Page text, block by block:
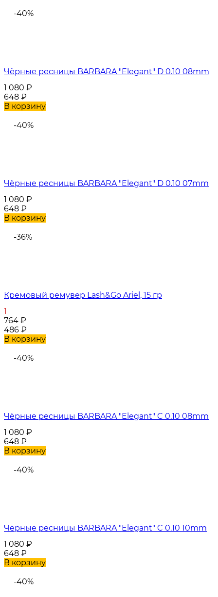
-40%
Чёрные ресницы BARBARA "Elegant" D 0.10 08mm
1 080 ₽
648 ₽
В корзину
-40%
Чёрные ресницы BARBARA "Elegant" D 0.10 07mm
1 080 ₽
648 ₽
В корзину
-36%
Кремовый ремувер Lash&Go Ariel, 15 гр
1
764 ₽
486 ₽
В корзину
-40%
Чёрные ресницы BARBARA "Elegant" C 0.10 08mm
1 080 ₽
648 ₽
В корзину
-40%
Чёрные ресницы BARBARA "Elegant" C 0.10 10mm
1 080 ₽
648 ₽
В корзину
-40%